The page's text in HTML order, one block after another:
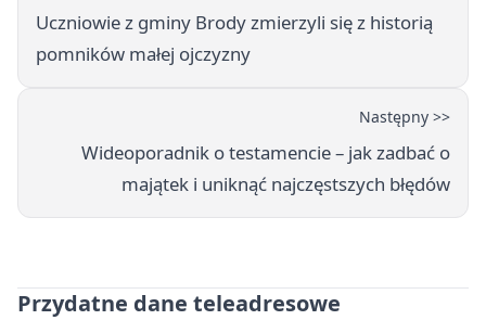
Uczniowie z gminy Brody zmierzyli się z historią
pomników małej ojczyzny
Następny >>
Wideoporadnik o testamencie – jak zadbać o
majątek i uniknąć najczęstszych błędów
Przydatne dane teleadresowe